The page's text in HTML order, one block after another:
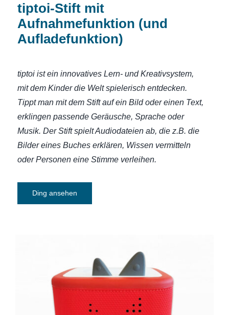
tiptoi-Stift mit
Aufnahmefunktion (und
Aufladefunktion)
tiptoi ist ein innovatives Lern- und Kreativsystem,
mit dem Kinder die Welt spielerisch entdecken.
Tippt man mit dem Stift auf ein Bild oder einen Text,
erklingen passende Geräusche, Sprache oder
Musik. Der Stift spielt Audiodateien ab, die z.B. die
Bilder eines Buches erklären, Wissen vermitteln
oder Personen eine Stimme verleihen.
Ding ansehen